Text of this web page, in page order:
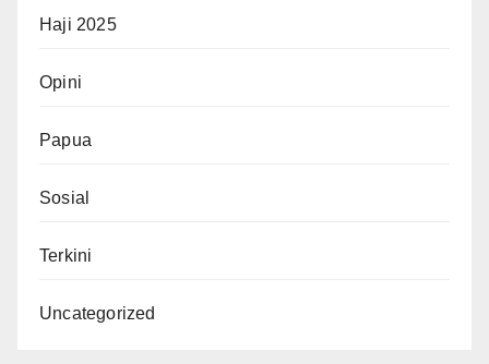
Haji 2025
Opini
Papua
Sosial
Terkini
Uncategorized